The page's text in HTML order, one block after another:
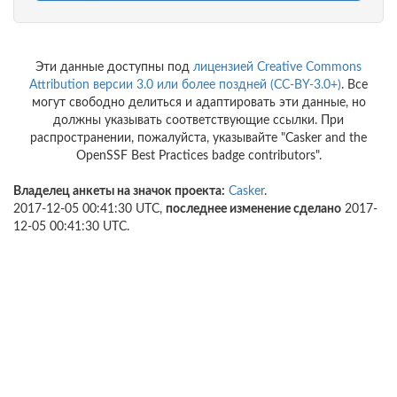
Эти данные доступны под лицензией Creative Commons
Attribution версии 3.0 или более поздней (CC-BY-3.0+). Все
могут свободно делиться и адаптировать эти данные, но
должны указывать соответствующие ссылки. При
распространении, пожалуйста, указывайте "Casker and the
OpenSSF Best Practices badge contributors".
Владелец анкеты на значок проекта: Casker.
2017-12-05 00:41:30 UTC, последнее изменение сделано 2017-
12-05 00:41:30 UTC.